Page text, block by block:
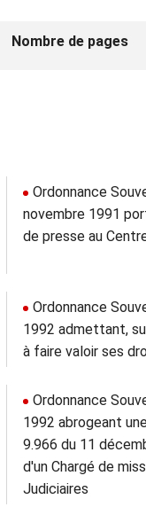
Nombre de pages
Ordonnance
novembre 1991
de presse au
Ordonnance
1992 admettant,
à faire valoir ses
Ordonnance
1992 abrogeant
9.966 du 11
d'un Chargé de
Judiciaires